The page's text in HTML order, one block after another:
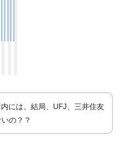
には、結局、UFJ、三井住友
の？？